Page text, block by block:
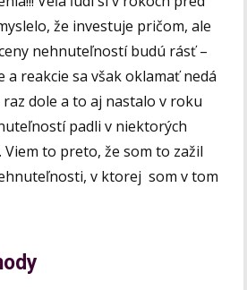
že investuje pričom, ale
nehnuteľností budú rásť –
a reakcie sa však oklamať nedá
dole a to aj nastalo v roku
padli v niektorých
Viem to preto, že som to zažil
v ktorej som v tom